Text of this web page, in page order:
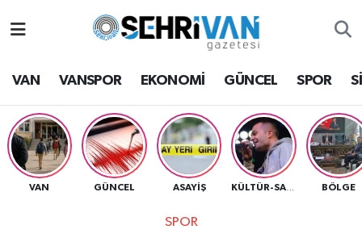
VAN VANSPOR EKONOMİ GÜNCEL SPOR
VAN GÜNCEL ASAYİŞ BÖLGE
SPOR
Van Hava Durumu
VAN Namaz Vakitleri
Van Trafik Yoğunluk Haritası
Süper Lig Puan Durumu ve Fikstür